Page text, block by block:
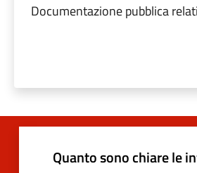
Documentazione pubblica
Quanto sono chiare le